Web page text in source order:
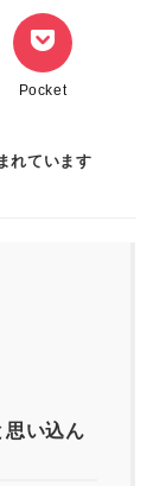
Pocket
れています
思い込ん